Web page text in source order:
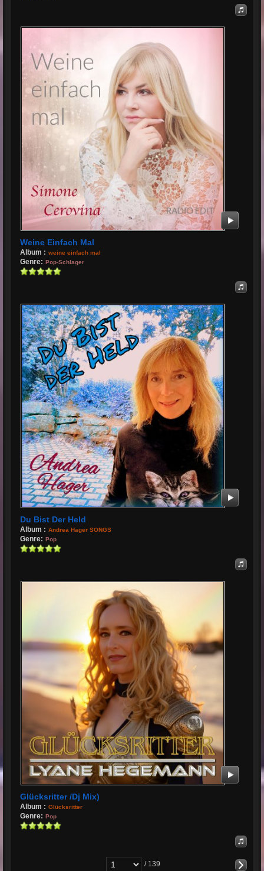
Weine Einfach Mal
Album : weine einfach mal
Genre: Pop-Schlager
Du Bist Der Held
Album : Andrea Hager SONGS
Genre: Pop
Glücksritter /Dj Mix)
Album : Glücksritter
Genre: Pop
/ 139